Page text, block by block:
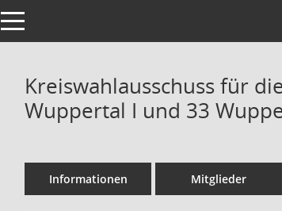
Toggle navigation
Kreiswahlausschuss für
Wuppertal I und 33
Informationen Mitglieder